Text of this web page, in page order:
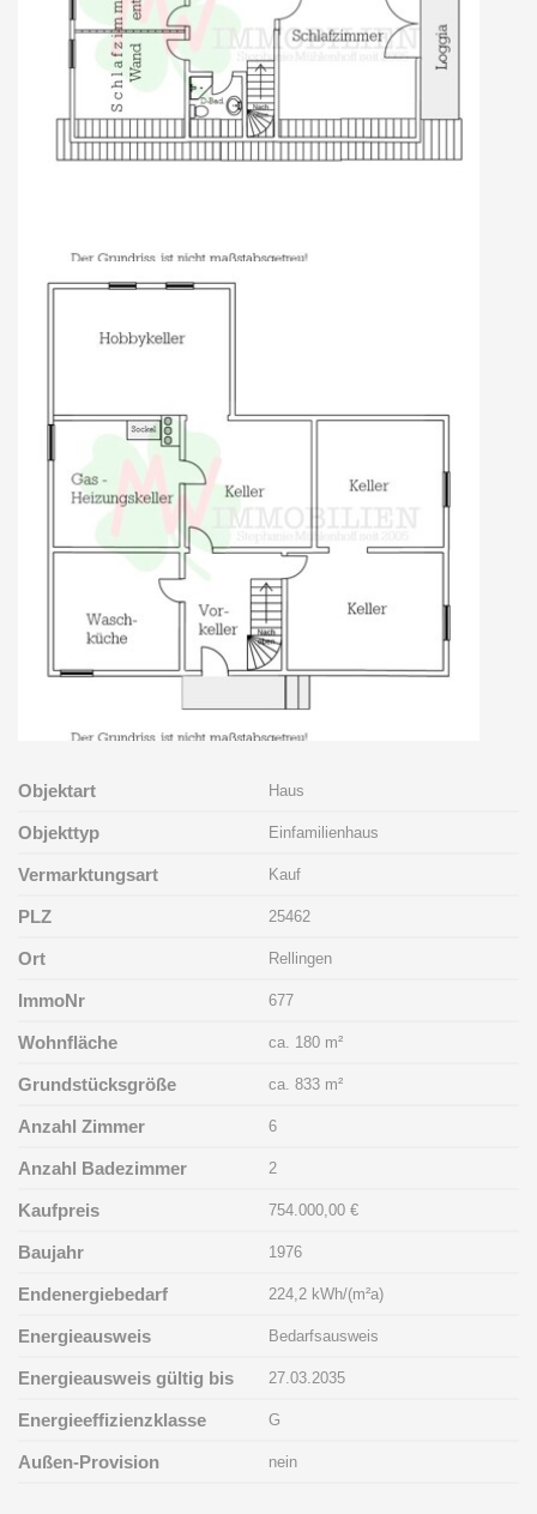
Objektart Haus
Objekttyp Einfamilienhaus
Vermarktungsart Kauf
PLZ 25462
Ort Rellingen
ImmoNr 677
Wohnfläche ca. 180 m²
Grundstücksgröße ca. 833 m²
Anzahl Zimmer 6
Anzahl Badezimmer 2
Kaufpreis 754.000,00 €
Baujahr 1976
Endenergiebedarf 224,2 kWh/(m²a)
Energieausweis Bedarfsausweis
Energieausweis gültig bis 27.03.2035
Energieeffizienzklasse G
Außen-Provision nein